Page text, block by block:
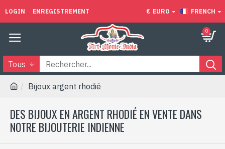
LOGIN ENREGISTREMENT € EURO FRENCH
0
Tous
Bijoux argent rhodié
DES BIJOUX EN ARGENT RHODIÉ EN VENTE DANS
NOTRE BIJOUTERIE INDIENNE